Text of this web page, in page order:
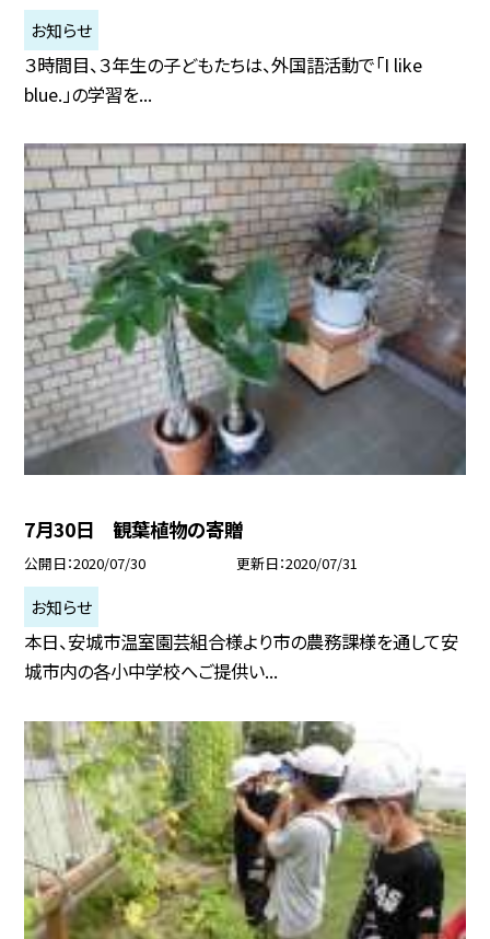
お知らせ
３時間目、３年生の子どもたちは、外国語活動で「I like
blue.」の学習を...
7月30日 観葉植物の寄贈
公開日 2020/07/30 更新日 2020/07/31
お知らせ
本日、安城市温室園芸組合様より市の農務課様を通して安
城市内の各小中学校へご提供い...